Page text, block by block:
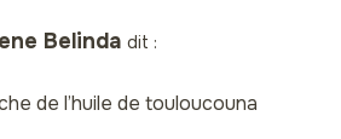
Belinda dit :
de l’huile de touloucouna